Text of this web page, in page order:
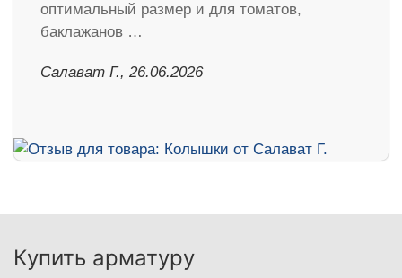
оптимальный размер и для томатов,
баклажанов …
Салават Г., 26.06.2026
Купить арматуру